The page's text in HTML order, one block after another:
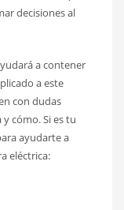
decisiones al
a contener
a este
con dudas
cómo. Si es tu
ayudarte a
eléctrica: